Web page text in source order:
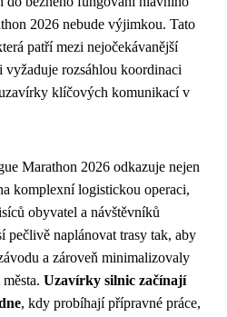
2026 nebude výjimkou. Tato
patří mezi nejočekávanější
vyžaduje rozsáhlou koordinaci
klíčových komunikací v
Marathon 2026 odkazuje nejen
komplexní logistickou operaci,
obyvatel a návštěvníků
pečlivě naplánovat trasy tak, aby
a zároveň minimalizovaly
Uzavírky silnic začínají
, kdy probíhají přípravné práce,